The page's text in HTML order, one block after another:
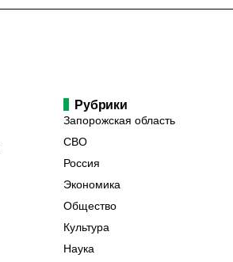
Рубрики
Запорожская область
СВО
Россия
Экономика
Общество
Культура
Наука